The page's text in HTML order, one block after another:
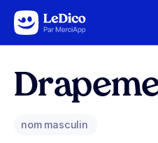
Aller au contenu
nom masculin